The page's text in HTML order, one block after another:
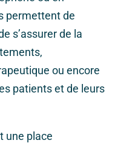
permettent de
s’assurer de la
ou encore
patients et de leurs
une place